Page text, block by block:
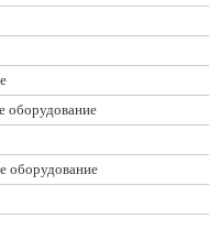
оборудование
оборудование